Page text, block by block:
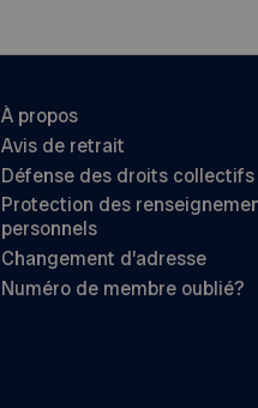
À propos
Avis de retrait
Défense des droits collectifs
Protection des
personnels
Changement d’adresse
Numéro de membre oublié?